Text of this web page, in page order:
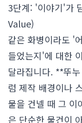
3단계: '이야기'가
Value)
같은 화병이라도 '
들었는지'에 대한
달라집니다. **뚜
럼 제작 배경이나
물을 건넬 때 그 이
은 단순한 물건이